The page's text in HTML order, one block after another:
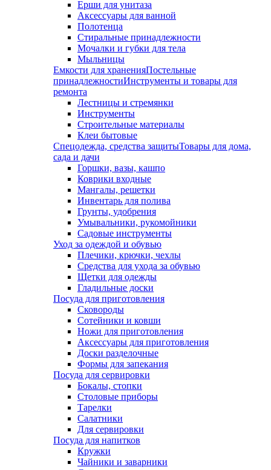
Ерши для унитаза
Аксессуары для ванной
Полотенца
Стиральные принадлежности
Мочалки и губки для тела
Мыльницы
Емкости для храненияПостельные
принадлежностиИнструменты и товары для
ремонта
Лестницы и стремянки
Инструменты
Строительные материалы
Клеи бытовые
Спецодежда, средства защитыТовары для дома,
сада и дачи
Горшки, вазы, кашпо
Коврики входные
Мангалы, решетки
Инвентарь для полива
Грунты, удобрения
Умывальники, рукомойники
Садовые инструменты
Уход за одеждой и обувью
Плечики, крючки, чехлы
Средства для ухода за обувью
Щетки для одежды
Гладильные доски
Посуда для приготовления
Сковороды
Сотейники и ковши
Ножи для приготовления
Аксессуары для приготовления
Доски разделочные
Формы для запекания
Посуда для сервировки
Бокалы, стопки
Столовые приборы
Тарелки
Салатники
Для сервировки
Посуда для напитков
Кружки
Чайники и заварники